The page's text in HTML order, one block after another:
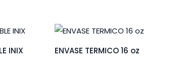
INIX ENVASE TERMICO 16 oz